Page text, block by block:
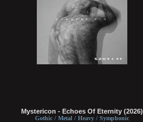
Mystericon - Echoes Of Eternity (2026)
Gothic / Metal / Heavy / Symphonic